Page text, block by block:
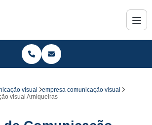
visual
empresa comunicação visual
visual Arniqueiras